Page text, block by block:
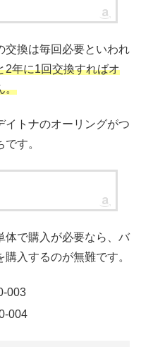
交換は毎回必要といわれ
2年に1回交換すればオ
。
イトナのオーリングがつ
す。
体で購入が必要なら、バ
入するのが無難です。
003
004